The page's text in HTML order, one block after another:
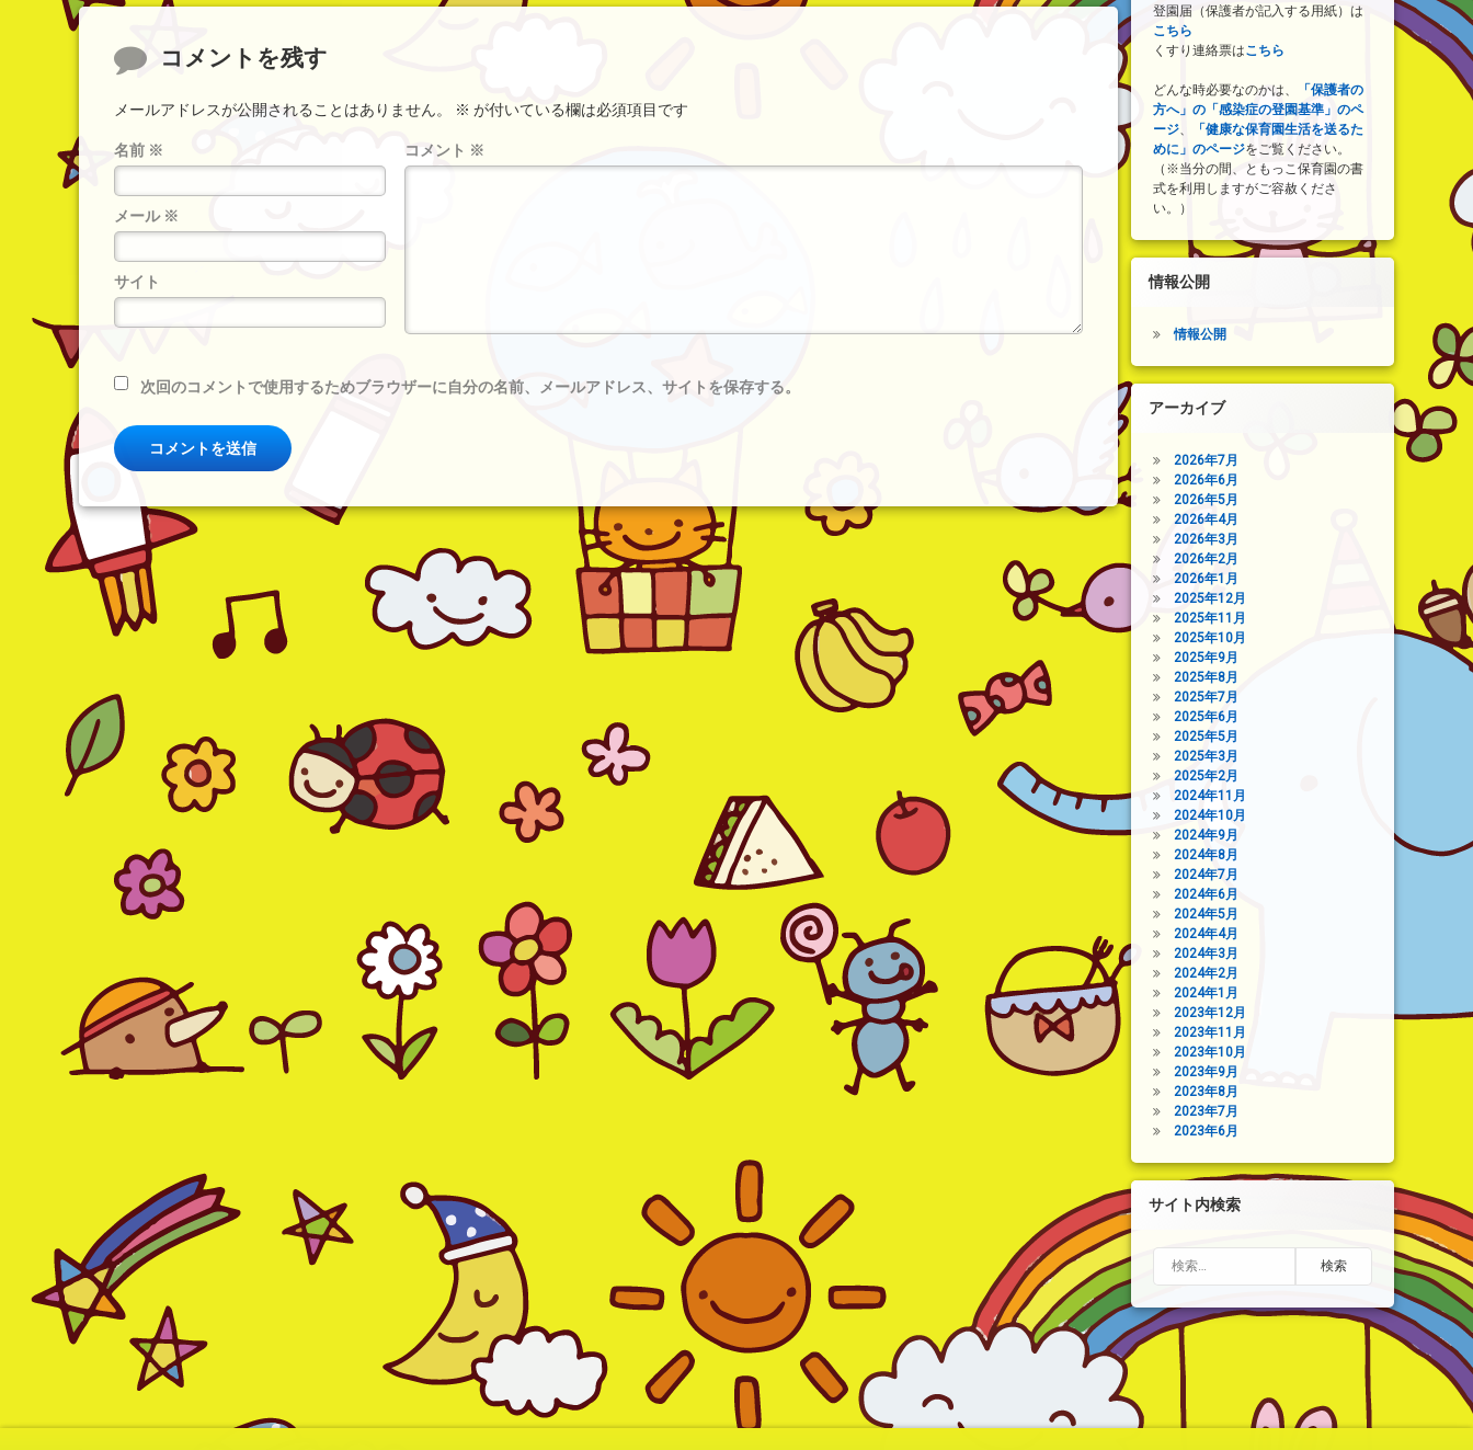
コメントコメントを残す
メールアドレスが公開されることはありません。 ※ が付いている欄は必須項目です
コメント ※
名前 ※
メール ※
サイト
次回のコメントで使用するためブラウザーに自分の名前、メールアドレス、サイトを保存する。
登園届（保護者が記入する用紙）は
こちら
くすり連絡票はこちら
どんな時必要なのかは、
「保護者の
方へ」の「感染症の登園基準」のペ
ージ、
「健康な保育園生活を送るた
めに」のページをご覧ください。
（※当分の間、ともっこ保育園の書
式を利用しますがご容赦くださ
い。）
情報公開
情報公開
アーカイブ
2026年7月
2026年6月
2026年5月
2026年4月
2026年3月
2026年2月
2026年1月
2025年12月
2025年11月
2025年10月
2025年9月
2025年8月
2025年7月
2025年6月
2025年5月
2025年3月
2025年2月
2024年11月
2024年10月
2024年9月
2024年8月
2024年7月
2024年6月
2024年5月
2024年4月
2024年3月
2024年2月
2024年1月
2023年12月
2023年11月
2023年10月
2023年9月
2023年8月
2023年7月
2023年6月
サイト内検索
検索: